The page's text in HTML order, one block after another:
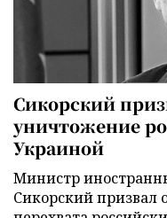
Сикорский
уничтожение
Украиной
Министр
Сикорский призвал